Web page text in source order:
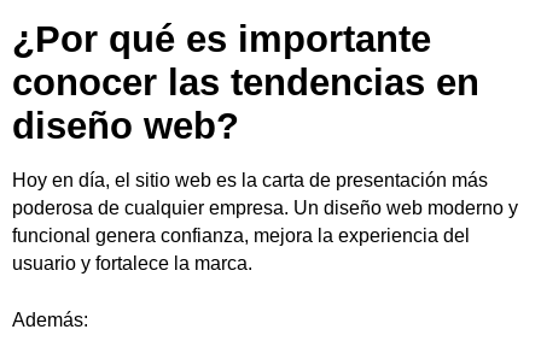
¿Por qué es importante
conocer las tendencias en
diseño web?
Hoy en día, el sitio web es la carta de presentación más
poderosa de cualquier empresa. Un diseño web moderno y
funcional genera confianza, mejora la experiencia del
usuario y fortalece la marca.
Además: